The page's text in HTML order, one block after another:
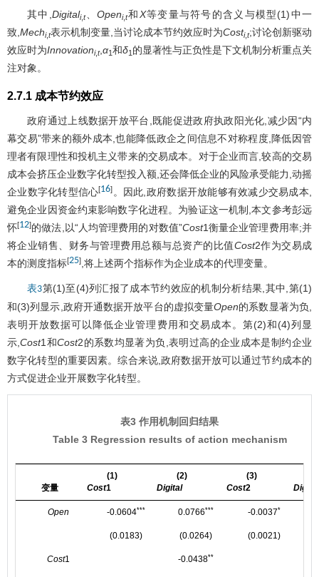
其中,Digitali,t、Openi,t和X等变量与符号的含义与模型(1)中一
致,Mechi,t表示机制变量,当讨论成本节约效应时为Costi,t;讨论创新驱动
效应时为Innovationi,t,α1和δ1 的显著性与正负性是下文机制分析重点关
注对象。
2.7.1 成本节约效应
政府通过上线数据开放平台,既能促进政府执政阳光化,减少因“内
幕交易”带来的额外成本,也能降低政企之间信息不对称程度,降低因管
理者有限理性和投机主义带来的交易成本。对于企业而言,较高的交易
成本会挤压企业数字化转型投入额,还会降低企业的风险承受能力,动摇
企业数字化转型信心[16] 。因此,政府数据开放能够有效减少交易成本,
避免企业因资金约束影响数字化进程。为验证这一机制,本文参考彭远
怀[12]的做法,以“人均管理费用的对数值”Cost1衡量企业管理费用率;并
将企业销售、财务与管理费用总额与总资产的比值Cost2作为交易成
本的测度指标[25],将上述两个指标作为企业成本的代理变量。
表3第(1)至(4)列汇报了成本节约效应的机制分析结果,其中,第(1)
和(3)列显示,政府开通数据开放平台的虚拟变量Open的系数显著为负,
表明开放数据可以降低企业管理费用和交易成本。第(2)和(4)列显
示,Cost1和Cost2的系数均显著为负,表明过高的企业成本是制约企业
数字化转型的重要因素。综合来说,政府数据开放可以通过节约成本的
方式促进企业开展数字化转型。
表3 作用机制回归结果
Table 3 Regression results of action mechanism
变量
(1)
Cost1
(2)
Digital
(3)
Cost2
Digital
Open -0.0604*** 0.0766*** -0.0037*
(0.0183) (0.0264) (0.0021)
Cost1 -0.0438**